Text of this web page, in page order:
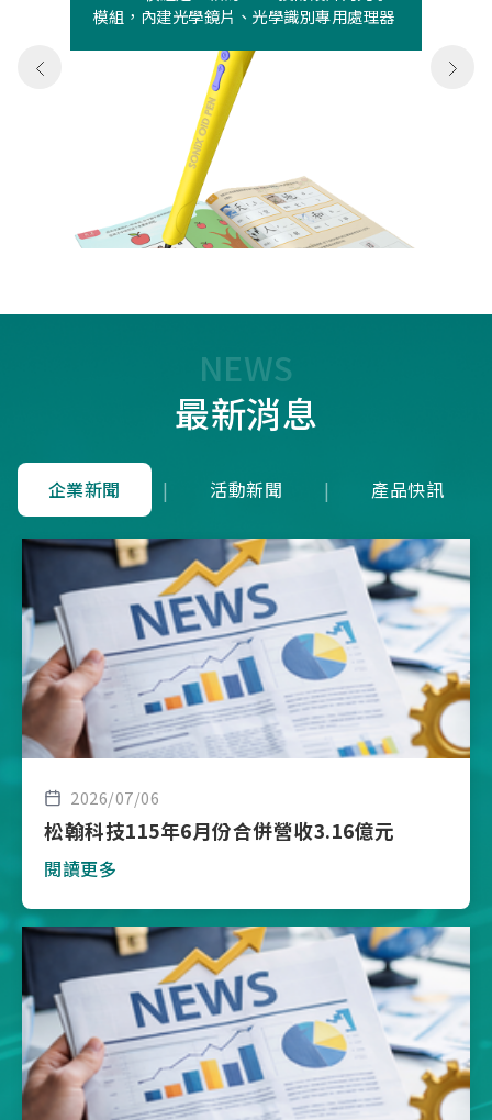
模組，內建光學鏡片、光學識別專用處理器
NEWS
最新消息
企業新聞 | 活動新聞 | 產品快訊
2026/07/06
松翰科技115年6月份合併營收3.16億元
閱讀更多